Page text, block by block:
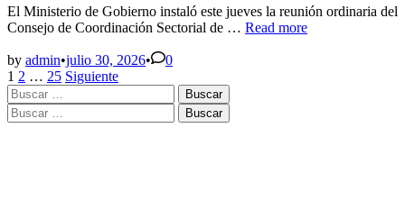
Potosí
El Ministerio de Gobierno instaló este jueves la reunión ordinaria del
Consejo de Coordinación Sectorial de … Gobierno
Read more
by admin•julio 30, 2026• 0
Paginación
de
entradas
1 2 … 25 Siguiente
Buscar:
Buscar: